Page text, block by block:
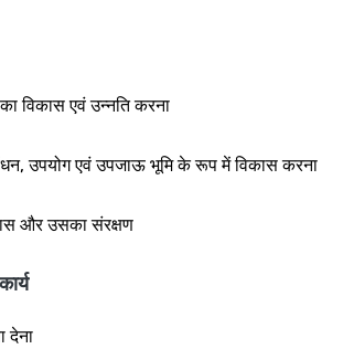
विकास एवं उन्नति करना
उपयोग एवं उपजाऊ भूमि के रूप में विकास करना
और उसका संरक्षण
देना